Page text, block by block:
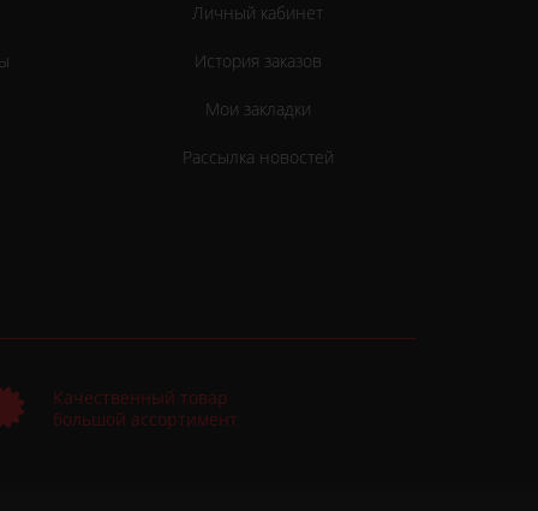
Личный кабинет
История заказов
Мои закладки
Рассылка новостей
Качественный товар
большой ассортимент